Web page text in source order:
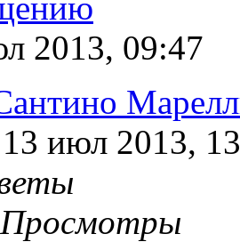
2013, 09:47
13 июл 2013,
Просмотры